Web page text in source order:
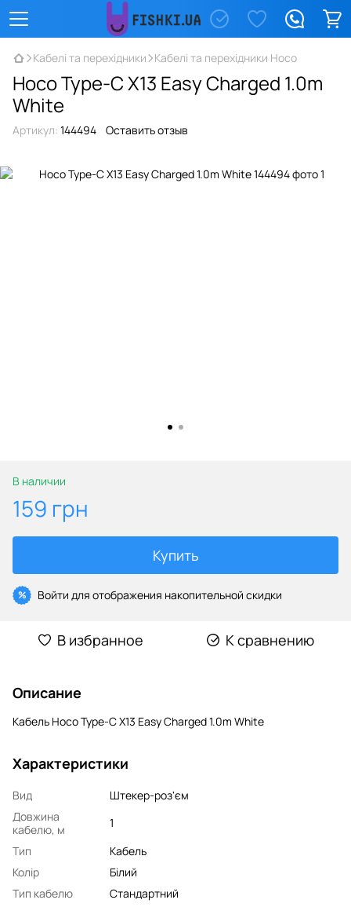
Кабелі та перехідники Кабелі та перехідники Hoco
Hoco Type-C X13 Easy Charged 1.0m
White
Артикул: 144494 Оставить отзыв
В наличии
159 грн
Купить
% Войти для отображения накопительной скидки
В избранное К сравнению
Описание
Кабель Hoco Type-C X13 Easy Charged 1.0m White
Характеристики
Вид
Штекер-роз'єм
Довжина
кабелю, м
1
Тип
Кабель
Колір
Білий
Тип кабелю
Стандартний